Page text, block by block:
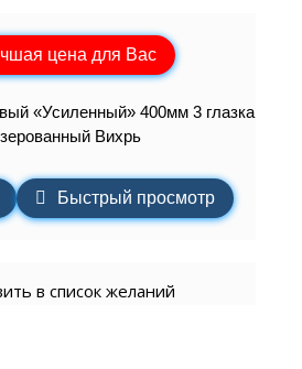
цена для Вас
«Усиленный» 400мм 3 глазка
Вихрь
Быстрый просмотр
в список желаний